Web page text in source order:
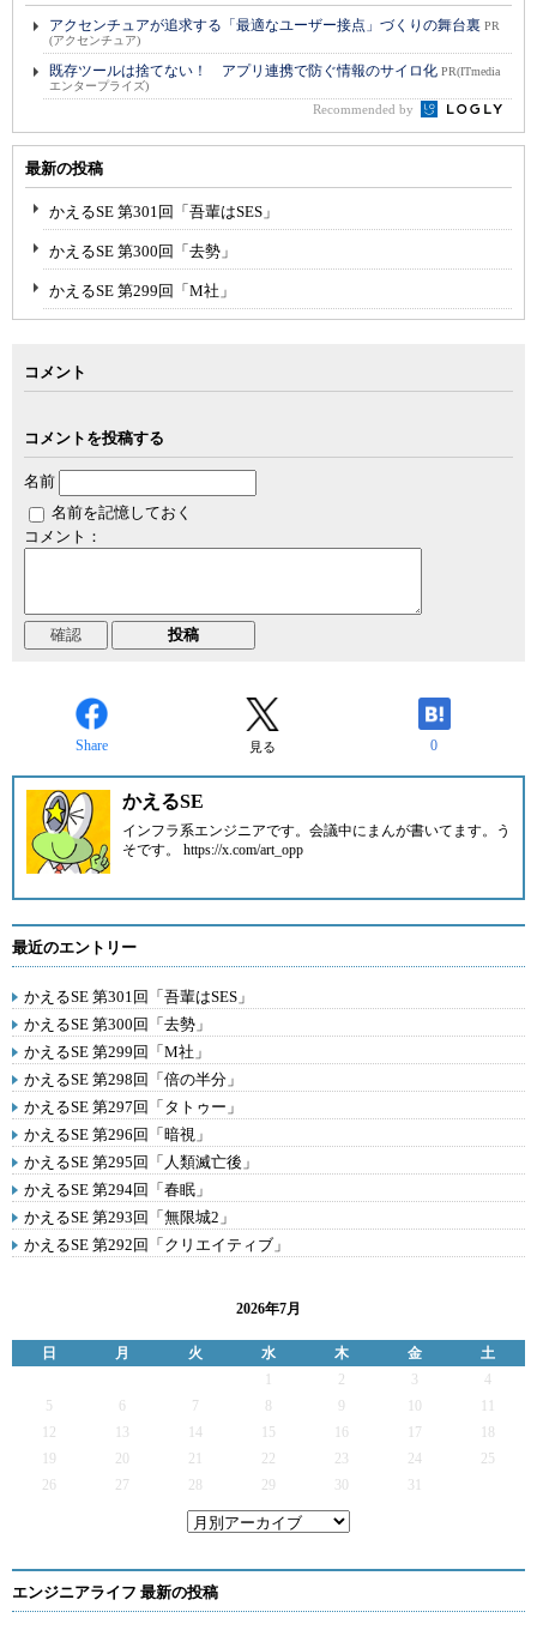
アクセンチュアが追求する「最適なユーザー接点」づくりの舞台裏 PR
(アクセンチュア)
既存ツールは捨てない！ アプリ連携で防ぐ情報のサイロ化 PR(ITmedia
エンタープライズ)
Recommended by
最新の投稿
かえるSE 第301回「吾輩はSES」
かえるSE 第300回「去勢」
かえるSE 第299回「M社」
コメント
コメントを投稿する
名前
名前を記憶しておく
コメント：
Share 見る 0
かえるSE
インフラ系エンジニアです。会議中にまんが書いてます。う
そです。 https://x.com/art_opp
最近のエントリー
かえるSE 第301回「吾輩はSES」
かえるSE 第300回「去勢」
かえるSE 第299回「M社」
かえるSE 第298回「倍の半分」
かえるSE 第297回「タトゥー」
かえるSE 第296回「暗視」
かえるSE 第295回「人類滅亡後」
かえるSE 第294回「春眠」
かえるSE 第293回「無限城2」
かえるSE 第292回「クリエイティブ」
2026年7月
日 月 火 水 木 金
土
1
2 3
4
5
6 7 8 9 10
11
12
13 14 15 16 17
18
19
20 21 22 23 24
25
26
27 28 29 30 31
エンジニアライフ 最新の投稿